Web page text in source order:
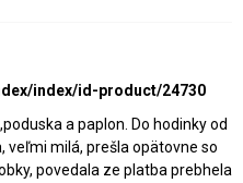
index/id-product/24730
a paplon. Do hodinky od
veľmi milá, prešla opätovne so
povedala ze platba prebhela